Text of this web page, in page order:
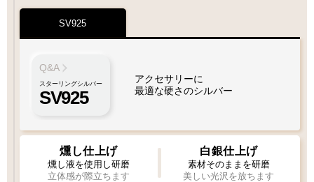
フェザーもチェーンも選びたい
XL
M MM S
フェザーサイズリスト
曲り
MM1
右
MM2
曲り 右
1枚フェザー
チェック：項目
（2）ペンダントの状態でお届け
SV925
Q&A
スターリングシルバー
SV925
アクセサリーに
最適な硬さのシルバー
燻し仕上げ
燻し液を使用し研磨
立体感が際立ちます
白銀仕上げ
素材そのままを研磨
美しい光沢を放ちます